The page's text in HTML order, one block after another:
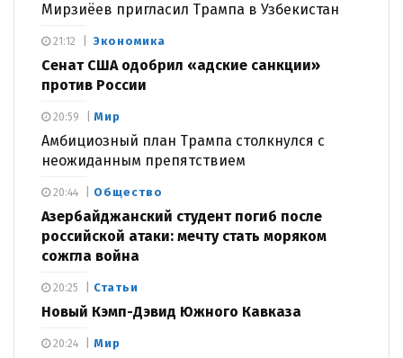
Мирзиёев пригласил Трампа в Узбекистан
Экономика
Сенат США одобрил «адские санкции»
против России
21:12
Мир
Амбициозный план Трампа столкнулся с
неожиданным препятствием
20:59
Общество
Азербайджанский студент погиб после
российской атаки: мечту стать моряком
сожгла война
20:44
Статьи
Новый Кэмп-Дэвид Южного Кавказа
20:25
Мир
20:24